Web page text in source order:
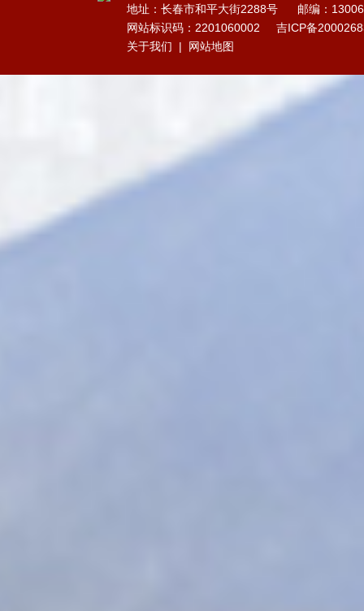
地址：长春市和平大街2288号
邮编：
网站标识码：2201060002
吉ICP备
关于我们 | 网站地图